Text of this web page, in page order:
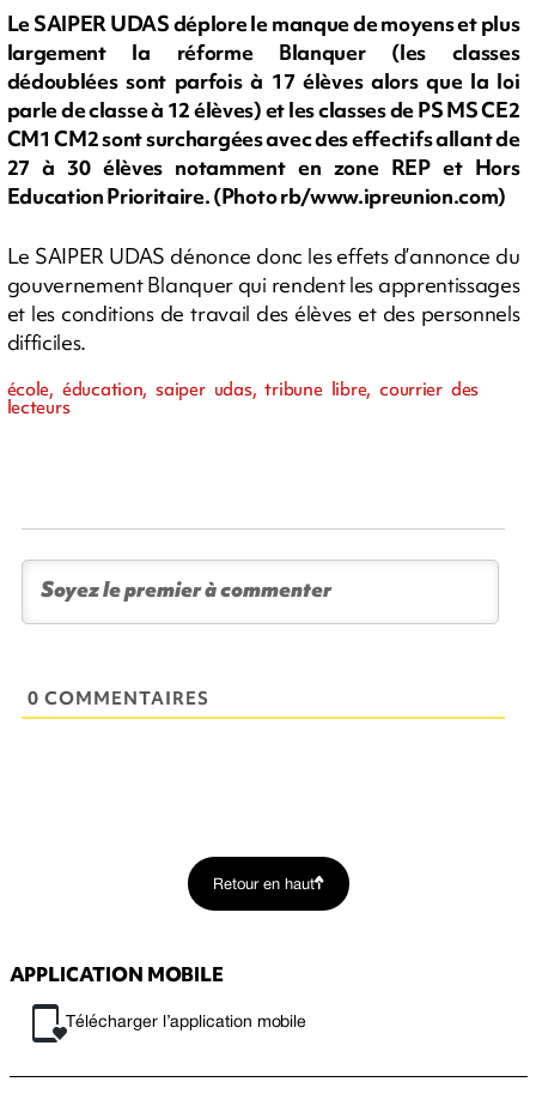
Le SAIPER UDAS déplore le manque de moyens et plus
largement la réforme Blanquer (les classes
dédoublées sont parfois à 17 élèves alors que la loi
parle de classe à 12 élèves) et les classes de PS MS CE2
CM1 CM2 sont surchargées avec des effectifs allant de
27 à 30 élèves notamment en zone REP et Hors
Education Prioritaire. (Photo rb/www.ipreunion.com)
Le SAIPER UDAS dénonce donc les effets d’annonce du
gouvernement Blanquer qui rendent les apprentissages
et les conditions de travail des élèves et des personnels
difficiles.
école, éducation, saiper udas, tribune libre, courrier des
lecteurs
0 COMMENTAIRES
Retour en haut
APPLICATION MOBILE
Télécharger l’application mobile